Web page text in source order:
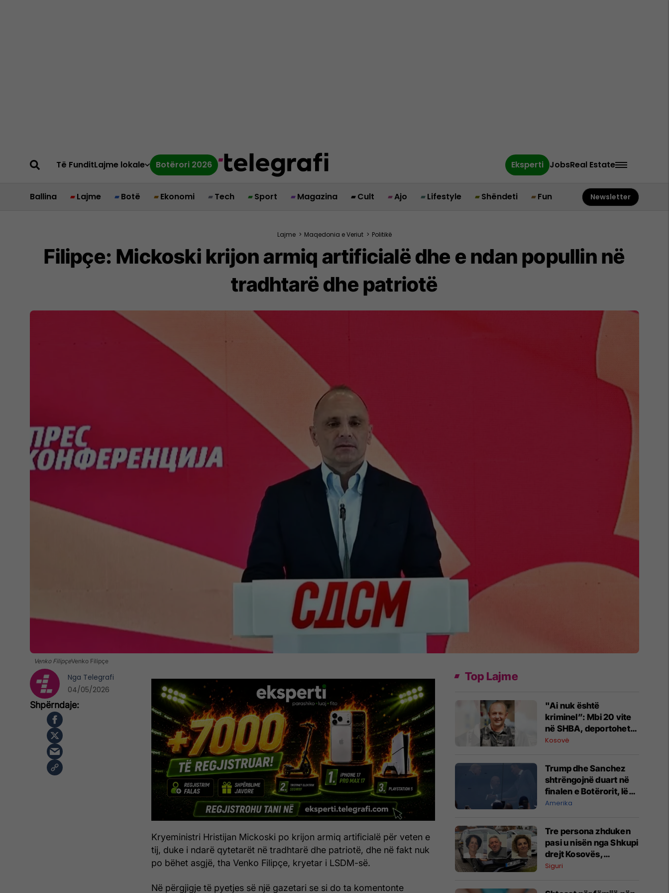
Të FunditLajme lokale Botërori 2026 Eksperti JobsReal Estate
Ballina Lajme Botë Ekonomi Tech Sport Magazina Cult Ajo Lifestyle Shëndeti Fun Newsletter
Lajme > Maqedonia e Veriut > Politikë
Filipçe: Mickoski krijon armiq artificialë dhe e ndan popullin në
tradhtarë dhe patriotë
Venko FilipçeVenko Filipçe
Kryeministri Hristijan Mickoski po krijon armiq artificialë për veten e
tij, duke i ndarë qytetarët në tradhtarë dhe patriotë, dhe në fakt nuk
po bëhet asgjë, tha Venko Filipçe, kryetar i LSDM-së.
Në përgjigje të pyetjes së një gazetari se si do ta komentonte
Nga Telegrafi
04/05/2026
Top Lajme
"Ai nuk është
kriminel”: Mbi 20 vite
në SHBA, deportohet
berberi shqiptar
Kosovë
Trump dhe Sanchez
shtrëngojnë duart në
finalen e Botërorit, lënë
pas tensionet
Amerika
Tre persona zhduken
pasi u nisën nga Shkupi
drejt Kosovës,
familjarët kërkojnë
Siguri